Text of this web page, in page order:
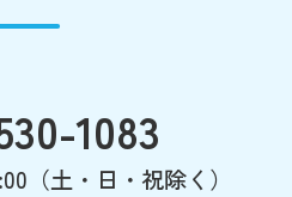
1083
（土・日・祝除く）